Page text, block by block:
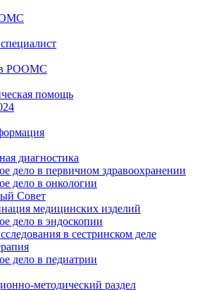
РООМС
помощь
диагностика
дело в первичном здравоохранении
дело в онкологии
Совет
медицинских изделий
дело в эндоскопии
в сестринском деле
дело в педиатрии
методический раздел